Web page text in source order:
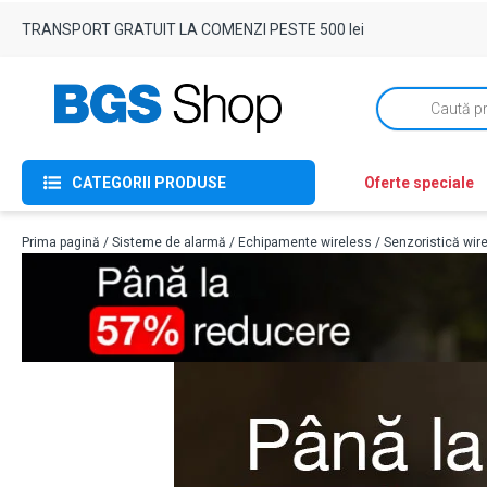
TRANSPORT GRATUIT LA COMENZI PESTE 500 lei
Products
search
CATEGORII PRODUSE Oferte speciale
Prima pagină / Sisteme de alarmă / Echipamente wireless / Senzoristică